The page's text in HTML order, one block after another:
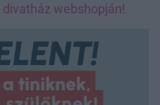
divatház webshopján!